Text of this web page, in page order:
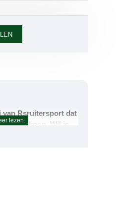
van Rsruitersport dat
aankoop. Wil je